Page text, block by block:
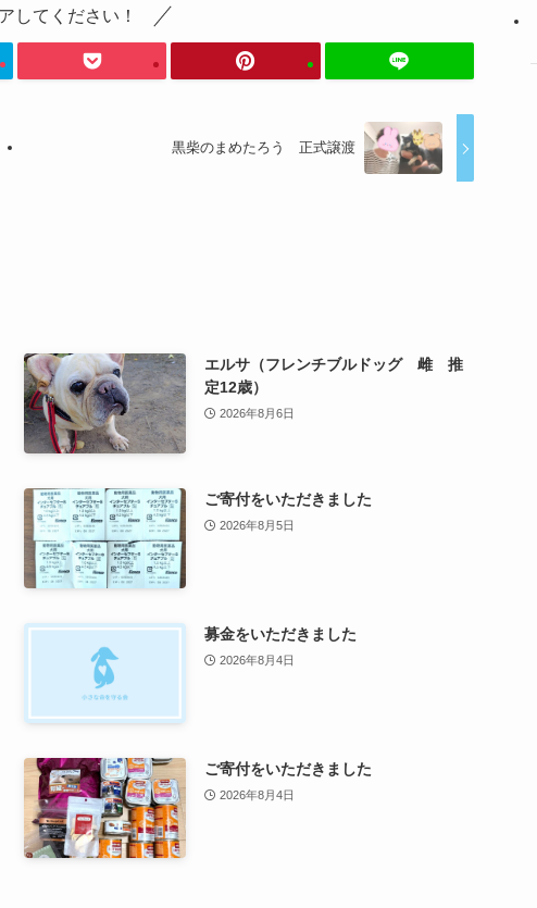
してください！
黒柴のまめたろう 正式譲渡
エルサ（フレンチブルドッグ 雌 推
定12歳）
2026年8月6日
ご寄付をいただきました
2026年8月5日
募金をいただきました
2026年8月4日
ご寄付をいただきました
2026年8月4日